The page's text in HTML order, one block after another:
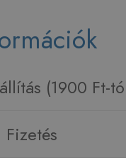
(1900 Ft-
Fizetés